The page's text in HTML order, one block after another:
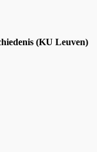
(KU Leuven)